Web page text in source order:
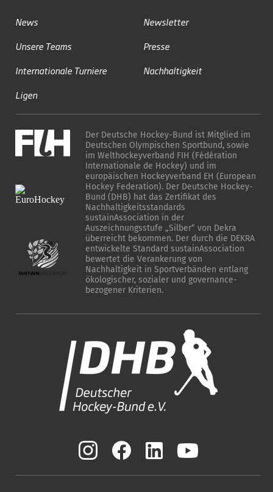
News
Unsere Teams
Internationale Turniere
Ligen
Newsletter
Presse
Nachhaltigkeit
Der Deutsche Hockey-Bund ist Mitglied im
Deutschen Olympischen Sportbund, sowie
im Welthockeyverband FIH (Fédération
Internationale de Hockey) und im
europäischen Hockeyverband EH (European
Hockey Federation). Der Deutsche Hockey-
Bund (DHB) hat das Zertifikat des
Nachhaltigkeitsstandards
sustainAssociation in der
Auszeichnungsstufe „Silber“ von Dekra
überreicht bekommen. Der durch die DEKRA
entwickelte Standard sustainAssociation
bewertet die Verankerung von
Nachhaltigkeit in Sportverbänden entlang
ökologischer, sozialer und governance-
bezogener Kriterien.